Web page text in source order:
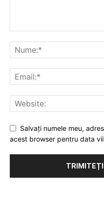
Salvați numele meu,
acest browser pentru data